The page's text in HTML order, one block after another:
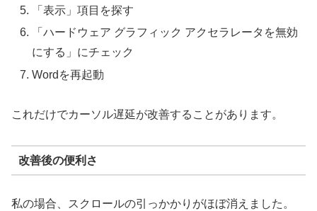
「表示」項目を探す
「ハードウェア グラフィック アクセラレータを無効
にする」にチェック
Wordを再起動
これだけでカーソル遅延が改善することがあります。
改善後の便利さ
私の場合、スクロールの引っかかりがほぼ消えました。